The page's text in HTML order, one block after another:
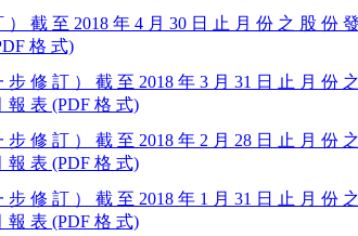
） 截 至 2018 年 4 月 30 日 止 月 份 之 股 份
格 式)
步 修 訂 ） 截 至 2018 年 3 月 31 日 止 月 份
報 表 (PDF 格 式)
步 修 訂 ） 截 至 2018 年 2 月 28 日 止 月 份
報 表 (PDF 格 式)
步 修 訂 ） 截 至 2018 年 1 月 31 日 止 月 份
報 表 (PDF 格 式)